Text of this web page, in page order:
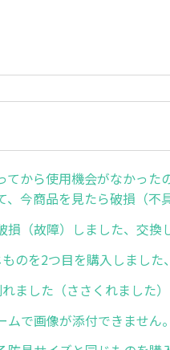
てから使用機会がなかっ
、今商品を見たら破損（不
損（故障）しました、交換
のを2つ目を購入しました
ました（ささくれました）
で画像が添付できません。